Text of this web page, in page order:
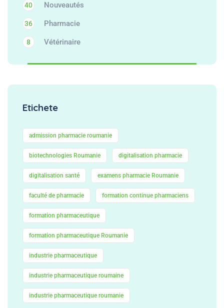
Nouveautés
40
Pharmacie
36
Vétérinaire
8
Etichete
admission pharmacie roumanie
biotechnologies Roumanie digitalisation pharmacie
digitalisation santé examens pharmacie Roumanie
faculté de pharmacie formation continue pharmaciens
formation pharmaceutique
formation pharmaceutique Roumanie
industrie pharmaceutique
industrie pharmaceutique roumaine
industrie pharmaceutique roumanie